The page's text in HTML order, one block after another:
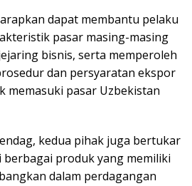
dapat membantu pelaku
pasar masing-masing
bisnis, serta memperoleh
dan persyaratan ekspor
memasuki pasar Uzbekistan
kedua pihak juga bertukar
berbagai produk yang memiliki
dalam perdagangan